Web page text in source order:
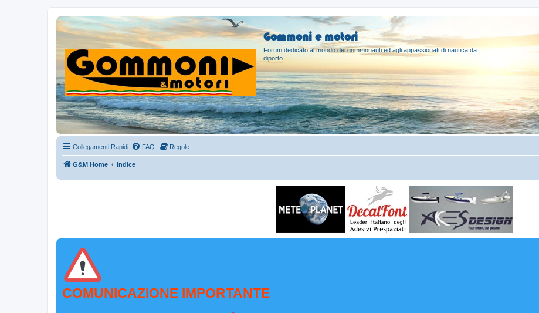
Gommoni e motori
Forum dedicato al mondo dei gommonauti ed agli appassionati di nautica da
diporto.
Collegamenti Rapidi FAQ Regole
G&M Home Indice
COMUNICAZIONE IMPORTANTE